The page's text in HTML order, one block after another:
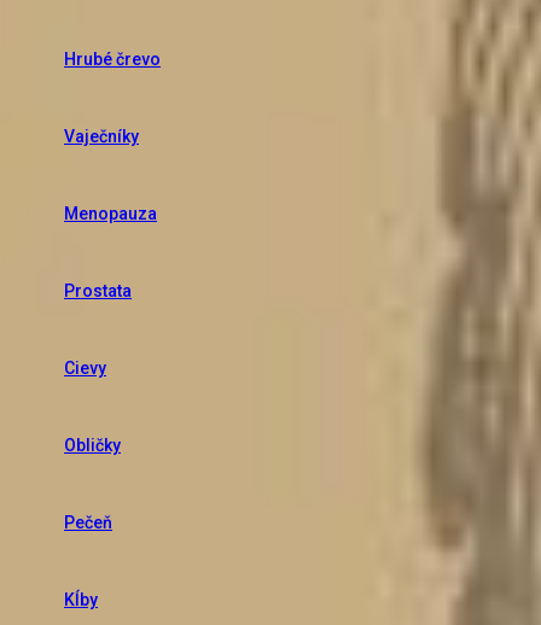
Hrubé črevo
Vaječníky
Menopauza
Prostata
Cievy
Obličky
Pečeň
Kĺby